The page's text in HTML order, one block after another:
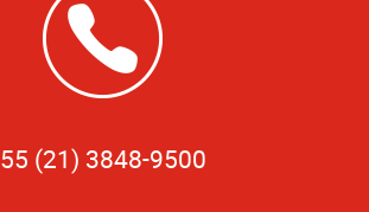
55 (21) 3848-9500